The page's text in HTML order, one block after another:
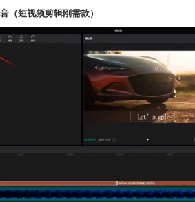
（短视频剪辑刚需款）